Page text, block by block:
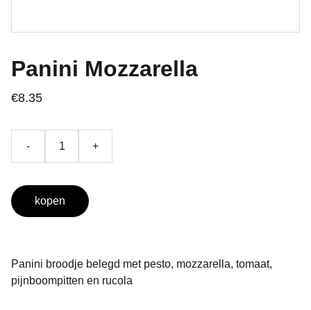
Panini Mozzarella
€8.35
- +
kopen
Panini broodje belegd met pesto, mozzarella, tomaat,
pijnboompitten en rucola